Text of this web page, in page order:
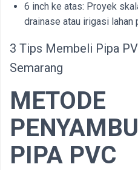
6 inch ke atas: Proyek
drainase atau irigasi lahan
3 Tips Membeli Pipa
Semarang
METODE
PIPA PVC